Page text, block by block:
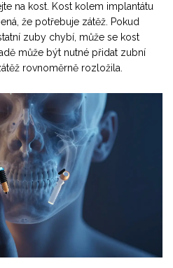
na kost. Kost kolem implantátu
že potřebuje zátěž. Pokud
zuby chybí, může se kost
může být nutné přidat zubní
rovnoměrně rozložila.